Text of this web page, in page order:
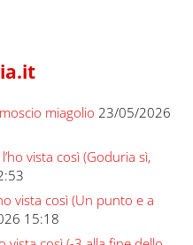
miagolio 23/05/2026
vista così (Goduria sì,
vista così (Un punto e a
15:18